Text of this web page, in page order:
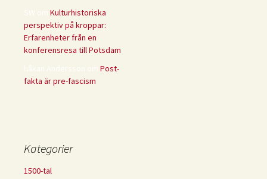
SW om Kulturhistoriska
perspektiv på kroppar:
Erfarenheter från en
konferensresa till Potsdam
håkan Andersson om Post-
fakta är pre-fascism
Kategorier
1500-tal